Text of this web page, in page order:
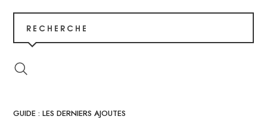
RECHERCHE
GUIDE : LES DERNIERS AJOUTES